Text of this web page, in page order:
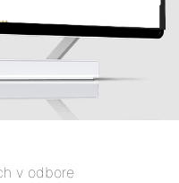
v odbore